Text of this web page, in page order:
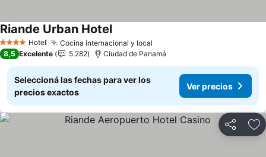
4 EstrellasHotel Cocina internacional y local
Riande Urban HotelVer precios
8,5 Excelente 5.282 Ciudad de Panamá
Seleccioná las fechas para ver los
precios exactos
Ver precios
Compartir